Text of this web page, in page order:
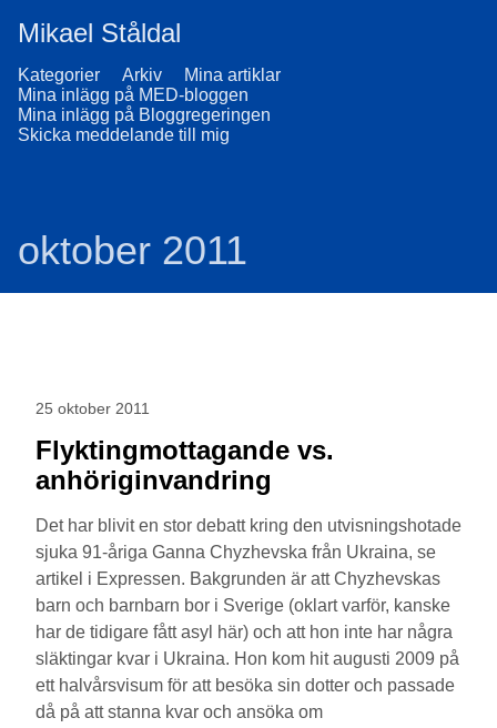
Mikael Ståldal
Kategorier Arkiv
Mina artiklar
Mina inlägg på MED-bloggen
Mina inlägg på Bloggregeringen
Skicka meddelande till mig
oktober 2011
25 oktober 2011
Flyktingmottagande vs.
anhöriginvandring
Det har blivit en stor debatt kring den utvisningshotade
sjuka 91-åriga Ganna Chyzhevska från Ukraina, se
artikel i Expressen. Bakgrunden är att Chyzhevskas
barn och barnbarn bor i Sverige (oklart varför, kanske
har de tidigare fått asyl här) och att hon inte har några
släktingar kvar i Ukraina. Hon kom hit augusti 2009 på
ett halvårsvisum för att besöka sin dotter och passade
då på att stanna kvar och ansöka om